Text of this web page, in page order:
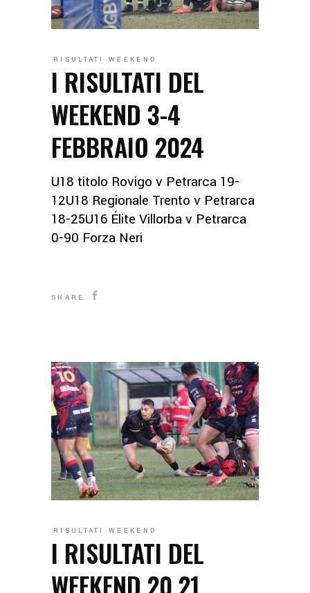
RISULTATI WEEKEND
I RISULTATI DEL
WEEKEND 3-4
FEBBRAIO 2024
U18 titolo Rovigo v Petrarca 19-
12U18 Regionale Trento v Petrarca
18-25U16 Élite Villorba v Petrarca
0-90 Forza Neri
SHARE
RISULTATI WEEKEND
I RISULTATI DEL
WEEKEND 20 21